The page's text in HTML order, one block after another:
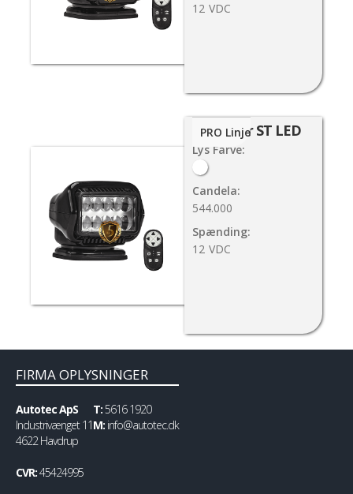
12 VDC
Stryker ST LED
Lys Farve:
Candela:
544.000
Spænding:
12 VDC
PRO Linje
FIRMA OPLYSNINGER
Autotec ApS
Industrivænget 11
4622 Havdrup
CVR:45424995
T:5616 1920
M: info@autotec.dk